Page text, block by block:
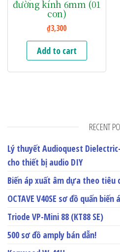
đường kính 6mm (01
con)
₫3,300
Add to cart
RECENT
Lý thuyết Audioquest
cho thiết bị audio DIY
Biến áp xuất âm dựa theo tiêu
OCTAVE V40SE sơ đồ quấn biến
Triode VP-Mini 88 (KT88 SE)
500 sơ đồ amply bán dẫn!